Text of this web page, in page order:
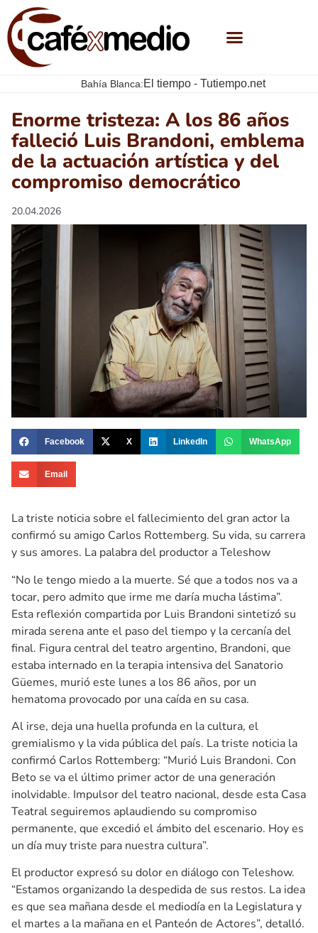
Bahía Blanca:El tiempo - Tutiempo.net
Enorme tristeza: A los 86 años
falleció Luis Brandoni, emblema
de la actuación artística y del
compromiso democrático
20.04.2026
Facebook X LinkedIn WhatsApp
Email
La triste noticia sobre el fallecimiento del gran actor la
confirmó su amigo Carlos Rottemberg. Su vida, su carrera
y sus amores. La palabra del productor a Teleshow
“No le tengo miedo a la muerte. Sé que a todos nos va a
tocar, pero admito que irme me daría mucha lástima”.
Esta reflexión compartida por Luis Brandoni sintetizó su
mirada serena ante el paso del tiempo y la cercanía del
final. Figura central del teatro argentino, Brandoni, que
estaba internado en la terapia intensiva del Sanatorio
Güemes, murió este lunes a los 86 años, por un
hematoma provocado por una caída en su casa.
Al irse, deja una huella profunda en la cultura, el
gremialismo y la vida pública del país. La triste noticia la
confirmó Carlos Rottemberg: “Murió Luis Brandoni. Con
Beto se va el último primer actor de una generación
inolvidable. Impulsor del teatro nacional, desde esta Casa
Teatral seguiremos aplaudiendo su compromiso
permanente, que excedió el ámbito del escenario. Hoy es
un día muy triste para nuestra cultura”.
El productor expresó su dolor en diálogo con Teleshow.
“Estamos organizando la despedida de sus restos. La idea
es que sea mañana desde el mediodía en la Legislatura y
el martes a la mañana en el Panteón de Actores”, detalló.